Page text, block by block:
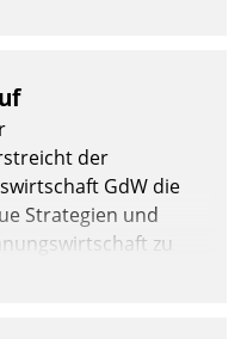
der
GdW die
Strategien und
zu